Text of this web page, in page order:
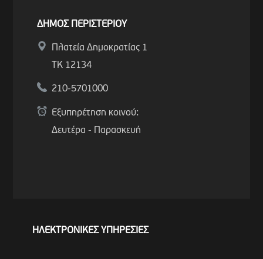
ΔΗΜΟΣ ΠΕΡΙΣΤΕΡΙΟΥ
Πλατεία Δημοκρατίας 1
ΤΚ 12134
210-5701000
Εξυπηρέτηση κοινού:
Δευτέρα - Παρασκευή
ΗΛΕΚΤΡΟΝΙΚΕΣ ΥΠΗΡΕΣΙΕΣ